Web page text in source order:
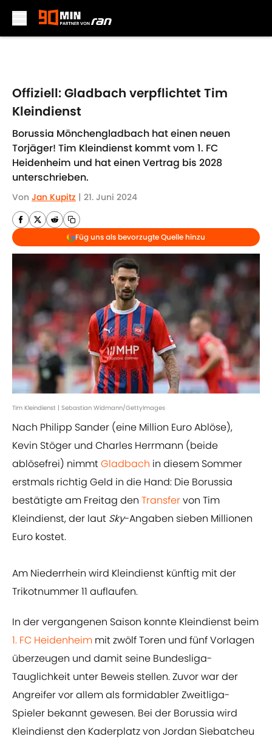
Offiziell: Gladbach verpflichtet Tim
Kleindienst
Borussia Mönchengladbach hat einen neuen
Torjäger! Tim Kleindienst kommt vom 1. FC
Heidenheim und hat einen Vertrag bis 2028
unterschrieben.
Von Jan Kupitz | 21. Juni 2024
Füg uns als bevorzugte Quelle hinzu
Tim Kleindienst | Sebastian Widmann/GettyImages
Nach Philipp Sander (eine Million Euro Ablöse),
Kevin Stöger und Charles Herrmann (beide
ablösefrei) nimmtGladbach in diesem Sommer
erstmals richtig Geld in die Hand: Die Borussia
bestätigte am Freitag den Transfervon Tim
Kleindienst, der laut Sky-Angaben sieben Millionen
Euro kostet.
Am Niederrhein wird Kleindienst künftig mit der
Trikotnummer 11 auflaufen.
In der vergangenen Saison konnte Kleindienst beim
1. FC Heidenheim mit zwölf Toren und fünf Vorlagen
überzeugen und damit seine Bundesliga-
Tauglichkeit unter Beweis stellen. Zuvor war der
Angreifer vor allem als formidabler Zweitliga-
Spieler bekannt gewesen. Bei der Borussia wird
Kleindienst den Kaderplatz von Jordan Siebatcheu